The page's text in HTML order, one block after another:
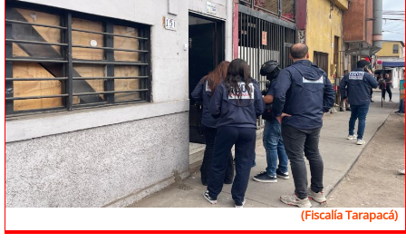
Sostenibilidad
soychile
soyarica
soyiquique
soycalama
soyantofagasta
(Fiscalía Tarapacá)